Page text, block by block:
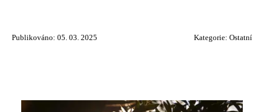
Publikováno: 05. 03. 2025 Kategorie: Ostatní